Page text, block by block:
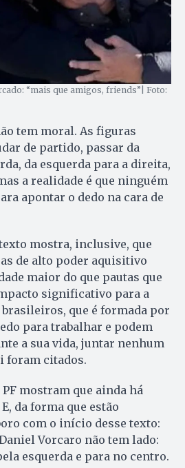
“mais que amigos, friends”| Foto:
tem moral. As figuras
de partido, passar da
da esquerda para a direita,
a realidade é que ninguém
apontar o dedo na cara de
mostra, inclusive, que
de alto poder aquisitivo
maior do que pautas que
significativo para a
que é formada por
para trabalhar e podem
a sua vida, juntar nenhum
foram citados.
mostram que ainda há
da forma que estão
com o início desse texto:
Vorcaro não tem lado:
esquerda e para no centro.